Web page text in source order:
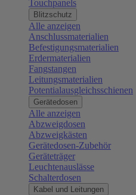
Touchpanels
Blitzschutz
Alle anzeigen
Anschlussmaterialien
Befestigungsmaterialien
Erdermaterialien
Fangstangen
Leitungsmaterialien
Potentialausgleichsschienen
Gerätedosen
Alle anzeigen
Abzweigdosen
Abzweigkästen
Gerätedosen-Zubehör
Geräteträger
Leuchtenauslässe
Schalterdosen
Kabel und Leitungen